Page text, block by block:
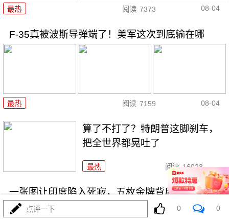
最热 阅读 7373 08-04
F-35真被波斯导弹端了！美军这次到底输在哪
最热 阅读 7159 08-04
算了不打了？特朗普这脚刹车，
把全世界都晃吐了
最热 阅读 16023
一张图让印度陷入死寂，五枚金牌背后的终极真相
点评一下 0 0